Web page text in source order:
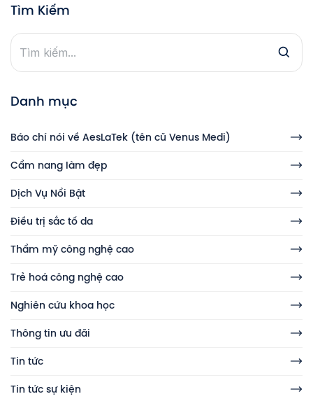
Tìm Kiếm
Danh mục
Báo chí nói về AesLaTek (tên cũ Venus Medi)
Cẩm nang làm đẹp
Dịch Vụ Nổi Bật
Điều trị sắc tố da
Thẩm mỹ công nghệ cao
Trẻ hoá công nghệ cao
Nghiên cứu khoa học
Thông tin ưu đãi
Tin tức
Tin tức sự kiện